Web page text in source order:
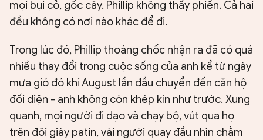
mọi bụi cỏ, gốc cây. Phillip không thấy phiền. Cả hai
đều không có nơi nào khác để đi.
Trong lúc đó, Phillip thoáng chốc nhận ra đã có quá
nhiều thay đổi trong cuộc sống của anh kể từ ngày
mưa gió đó khi August lần đầu chuyển đến căn hộ
đối diện - anh không còn khép kín như trước. Xung
quanh, mọi người đi dạo và chạy bộ, vút qua họ
trên đôi giày patin, vài người quay đầu nhìn chằm